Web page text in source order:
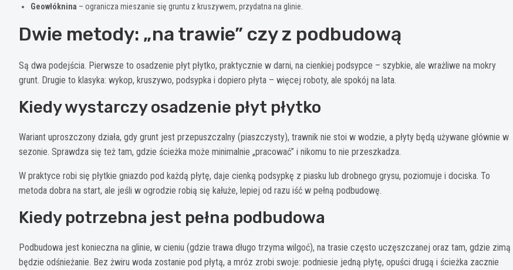
Geowłóknina – ogranicza mieszanie się gruntu z kruszywem, przydatna na glinie.
Dwie metody: „na trawie” czy z podbudową
Są dwa podejścia. Pierwsze to osadzenie płyt płytko, praktycznie w darni, na cienkiej podsypce – szybkie, ale wrażliwe na mokry
grunt. Drugie to klasyka: wykop, kruszywo, podsypka i dopiero płyta – więcej roboty, ale spokój na lata.
Kiedy wystarczy osadzenie płyt płytko
Wariant uproszczony działa, gdy grunt jest przepuszczalny (piaszczysty), trawnik nie stoi w wodzie, a płyty będą używane głównie w
sezonie. Sprawdza się też tam, gdzie ścieżka może minimalnie „pracować” i nikomu to nie przeszkadza.
W praktyce robi się płytkie gniazdo pod każdą płytę, daje cienką podsypkę z piasku lub drobnego grysu, poziomuje i dociska. To
metoda dobra na start, ale jeśli w ogrodzie robią się kałuże, lepiej od razu iść w pełną podbudowę.
Kiedy potrzebna jest pełna podbudowa
Podbudowa jest konieczna na glinie, w cieniu (gdzie trawa długo trzyma wilgoć), na trasie często uczęszczanej oraz tam, gdzie zimą
będzie odśnieżanie. Bez żwiru woda zostanie pod płytą, a mróz zrobi swoje: podniesie jedną płytę, opuści drugą i ścieżka zacznie